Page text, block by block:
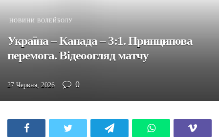
НОВИНИ ВОЛЕЙБОЛУ
Україна – Канада – 3:1. Принципова
перемога. Відеоогляд матчу
27 Червня, 2026 0